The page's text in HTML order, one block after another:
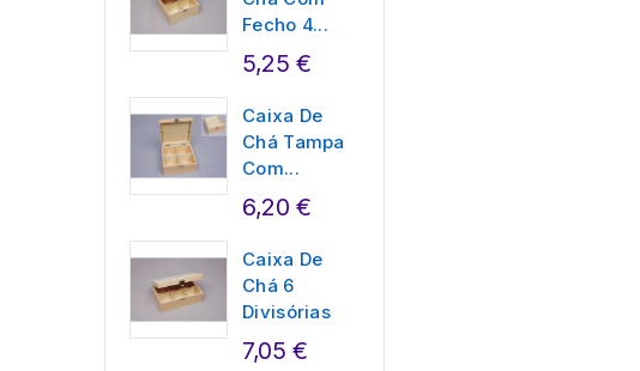
Fecho 4...
5,25 €
Caixa De
Chá Tampa
Com...
6,20 €
Caixa De
Chá 6
Divisórias
7,05 €